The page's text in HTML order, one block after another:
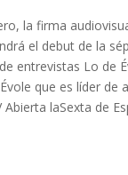
la firma
el debut de la
entrevistas Lo de
que es líder de
Abierta laSexta de